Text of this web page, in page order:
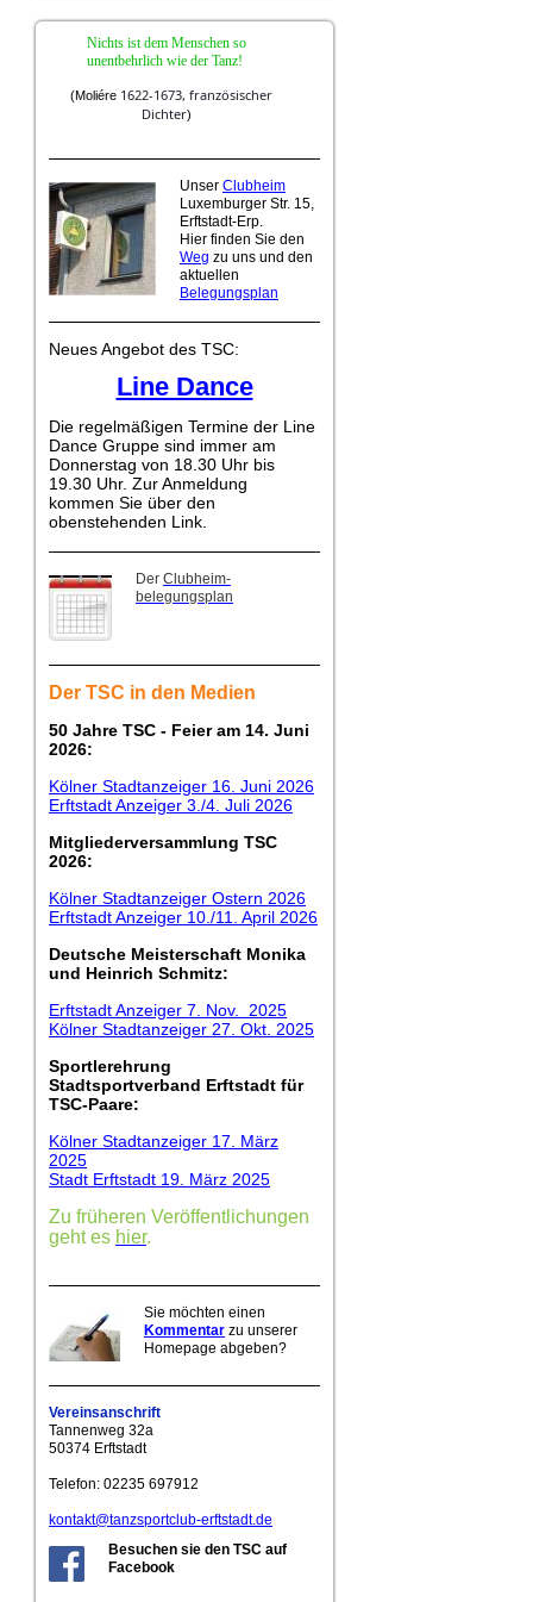
Nichts ist dem Menschen so
unentbehrlich wie der Tanz!
(Moliére 1622-1673, französischer
Dichter)
Unser Clubheim
Luxemburger Str. 15,
Erftstadt-Erp.
Hier finden Sie den
Weg zu uns und den
aktuellen
Belegungsplan
Neues Angebot des TSC:
Line Dance
Die regelmäßigen Termine der Line
Dance Gruppe sind immer am
Donnerstag von 18.30 Uhr bis
19.30 Uhr. Zur Anmeldung
kommen Sie über den
obenstehenden Link.
Der Clubheim-
belegungsplan
Der TSC in den Medien
50 Jahre TSC - Feier am 14. Juni
2026:
Kölner Stadtanzeiger 16. Juni 2026
Erftstadt Anzeiger 3./4. Juli 2026
Mitgliederversammlung TSC
2026:
Kölner Stadtanzeiger Ostern 2026
Erftstadt Anzeiger 10./11. April 2026
Deutsche Meisterschaft Monika
und Heinrich Schmitz:
Erftstadt Anzeiger 7. Nov. 2025
Kölner Stadtanzeiger 27. Okt. 2025
Sportlerehrung
Stadtsportverband Erftstadt für
TSC-Paare:
Kölner Stadtanzeiger 17. März
2025
Stadt Erftstadt 19. März 2025
Zu früheren Veröffentlichungen
geht es hier.
Sie möchten einen
Kommentar zu unserer
Homepage abgeben?
Vereinsanschrift
Tannenweg 32a
50374 Erftstadt
Telefon: 02235 697912
kontakt@tanzsportclub-erftstadt.de
Besuchen sie den TSC auf
Facebook